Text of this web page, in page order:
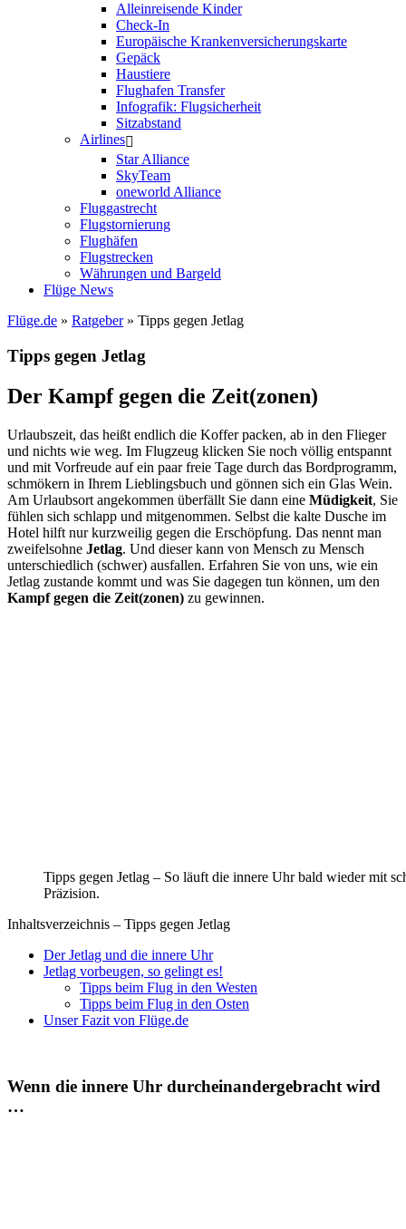
Alleinreisende Kinder
Check-In
Europäische Krankenversicherungskarte
Gepäck
Haustiere
Flughafen Transfer
Infografik: Flugsicherheit
Sitzabstand
Airlines
Star Alliance
SkyTeam
oneworld Alliance
Fluggastrecht
Flugstornierung
Flughäfen
Flugstrecken
Währungen und Bargeld
Flüge News
Flüge.de » Ratgeber» Tipps gegen Jetlag
Tipps gegen Jetlag
Der Kampf gegen die Zeit(zonen)
Urlaubszeit, das heißt endlich die Koffer packen, ab in den Flieger
und nichts wie weg. Im Flugzeug klicken Sie noch völlig entspannt
und mit Vorfreude auf ein paar freie Tage durch das Bordprogramm,
schmökern in Ihrem Lieblingsbuch und gönnen sich ein Glas Wein.
Am Urlaubsort angekommen überfällt Sie dann eine Müdigkeit, Sie
fühlen sich schlapp und mitgenommen. Selbst die kalte Dusche im
Hotel hilft nur kurzweilig gegen die Erschöpfung. Das nennt man
zweifelsohne Jetlag. Und dieser kann von Mensch zu Mensch
unterschiedlich (schwer) ausfallen. Erfahren Sie von uns, wie ein
Jetlag zustande kommt und was Sie dagegen tun können, um den
Kampf gegen die Zeit(zonen) zu gewinnen.
Tipps gegen Jetlag – So läuft die innere Uhr bald wieder mit
Präzision.
Inhaltsverzeichnis – Tipps gegen Jetlag
Der Jetlag und die innere Uhr
Jetlag vorbeugen, so gelingt es!
Tipps beim Flug in den Westen
Tipps beim Flug in den Osten
Unser Fazit von Flüge.de
Wenn die innere Uhr durcheinandergebracht wird
…